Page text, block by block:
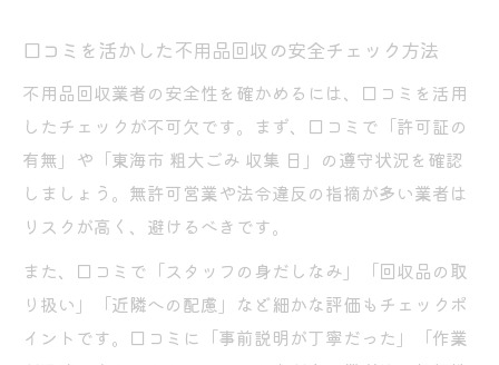
口コミを活かした不用品回収の安全チェック方法
不用品回収業者の安全性を確かめるには、口コミを活用
したチェックが不可欠です。まず、口コミで「許可証の
有無」や「東海市 粗大ごみ 収集 日」の遵守状況を確認
しましょう。無許可営業や法令違反の指摘が多い業者は
リスクが高く、避けるべきです。
また、口コミで「スタッフの身だしなみ」「回収品の取
り扱い」「近隣への配慮」など細かな評価もチェックポ
イントです。口コミに「事前説明が丁寧だった」「作業